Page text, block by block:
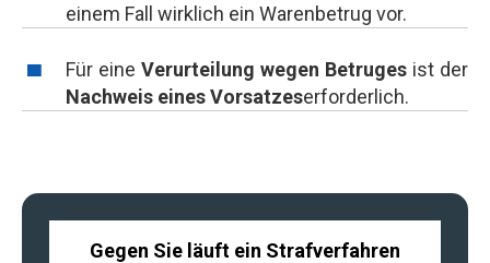
einem Fall wirklich ein Warenbetrug vor.
Für eine Verurteilung wegen Betruges ist der
Nachweis eines Vorsatzeserforderlich.
Gegen Sie läuft ein Strafverfahren